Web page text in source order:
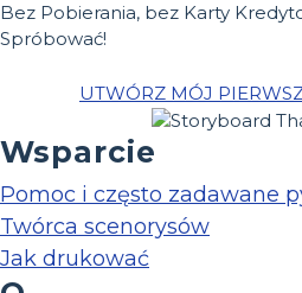
Bez Pobierania, bez Karty
Spróbować!
UTWÓRZ MÓJ
Wsparcie
Pomoc i często zadawane
Twórca scenorysów
Jak drukować